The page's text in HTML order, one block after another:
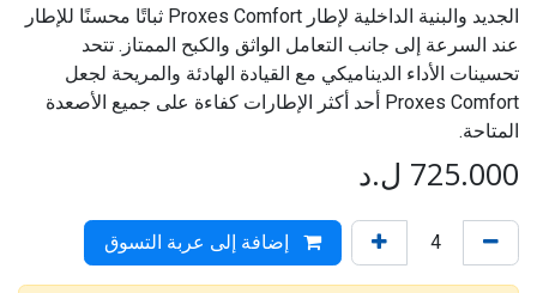
الجديد والبنية الداخلية لإطار Proxes Comfort ثباتًا محسنًا للإطار
عند السرعة إلى جانب التعامل الواثق والكبح الممتاز. تتحد
تحسينات الأداء الديناميكي مع القيادة الهادئة والمريحة لجعل
Proxes Comfort أحد أكثر الإطارات كفاءة على جميع الأصعدة
المتاحة.
725.000 ل.د
إضافة إلى عربة التسوق